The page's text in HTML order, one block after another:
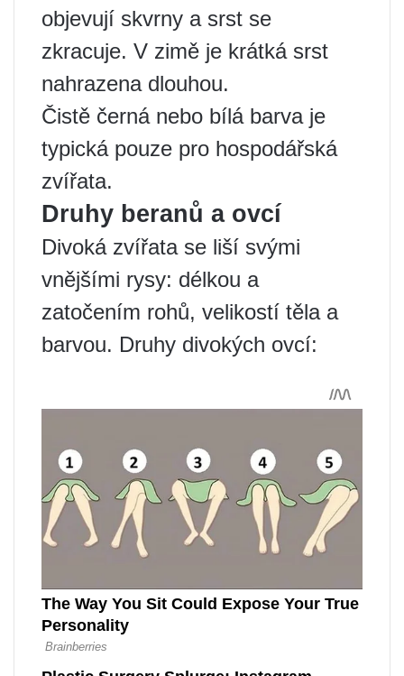
objevují skvrny a srst se
zkracuje. V zimě je krátká srst
nahrazena dlouhou.
Čistě černá nebo bílá barva je
typická pouze pro hospodářská
zvířata.
Druhy beranů a ovcí
Divoká zvířata se liší svými
vnějšími rysy: délkou a
zatočením rohů, velikostí těla a
barvou. Druhy divokých ovcí: